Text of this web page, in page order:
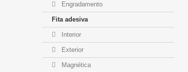
Engradamento
Fita adesiva
Interior
Exterior
Magnética